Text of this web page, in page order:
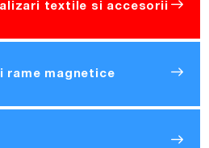
textile si accesorii
rame magnetice